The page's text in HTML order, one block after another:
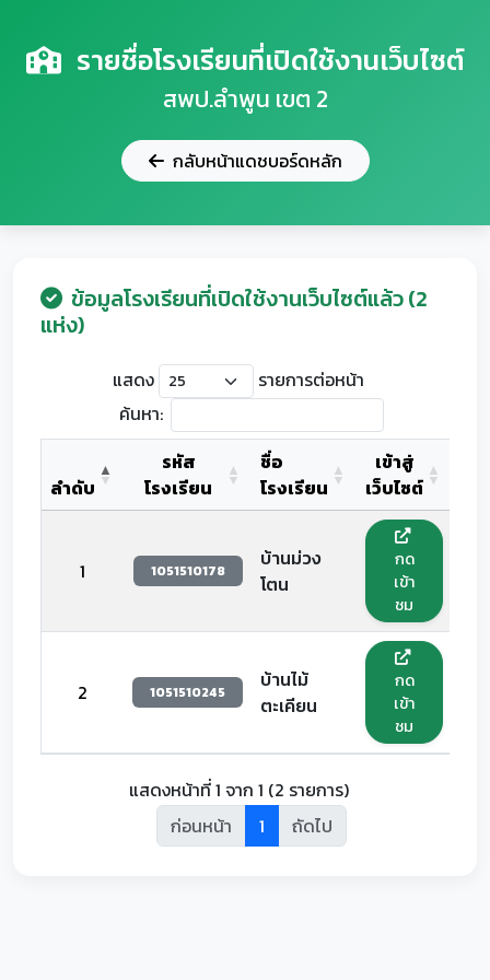
รายชื่อโรงเรียนที่เปิดใช้งานเว็บไซต์
สพป.ลำพูน เขต 2
กลับหน้าแดชบอร์ดหลัก
ข้อมูลโรงเรียนที่เปิดใช้งานเว็บไซต์แล้ว (2
แห่ง)
แสดง
รายการต่อหน้า
ค้นหา:
ลำดับ
รหัส
โรงเรียน
ชื่อ
โรงเรียน
เข้าสู่
เว็บไซต์
1 1051510178
บ้านม่วง
โตน
กด
เข้า
ชม
2 1051510245
บ้านไม้
ตะเคียน
กด
เข้า
ชม
แสดงหน้าที่ 1 จาก 1 (2 รายการ)
ก่อนหน้า
1 ถัดไป